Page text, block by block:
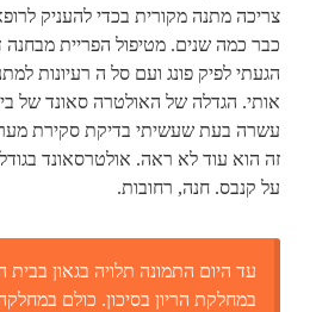
צריכה מתנה מקורית בכדי להעניק
כבר כמה שנים. מטיפול הפריית מבחנה
הגעתי לפיק פונג ועם סל ה רעיונות
אותי. הגדלה של האולטרה סאונד של
עשרה בעת שעשיתי בדיקת סקירת
על קנבס. חנה, רחובות.
עד היום התמונה תלויה בגאון
במחלקת הריון בסיכון. כולם